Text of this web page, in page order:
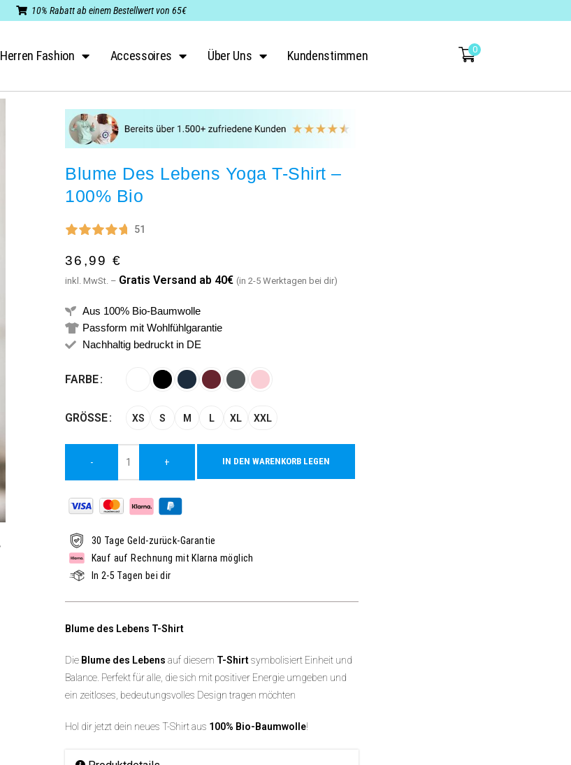
10% Rabatt ab einem Bestellwert von 65€
Herren Fashion Accessoires Über Uns Kundenstimmen 0
Blume Des Lebens Yoga T-Shirt –
100% Bio
51
36,99 €
inkl. MwSt. – Gratis Versand ab 40€ (in 2-5 Werktagen bei dir)
Aus 100% Bio-Baumwolle
Passform mit Wohlfühlgarantie
Nachhaltig bedruckt in DE
FARBE
GRÖSSE XS S M L XL XXL
- + IN DEN WARENKORB LEGEN
Alternative:
30 Tage Geld-zurück-Garantie
Kauf auf Rechnung mit Klarna möglich
In 2-5 Tagen bei dir
Blume des Lebens T-Shirt
Die Blume des Lebens auf diesem T-Shirtsymbolisiert Einheit und
Balance. Perfekt für alle, die sich mit positiver Energie umgeben und
ein zeitloses, bedeutungsvolles Design tragen möchten
Hol dir jetzt dein neues T-Shirt aus 100% Bio-Baumwolle!